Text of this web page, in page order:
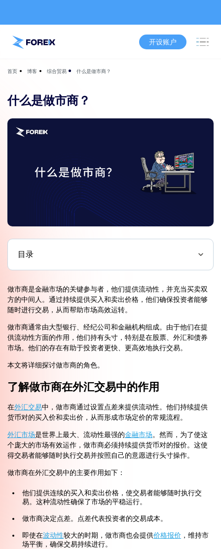
开设账户
首页 博客 综合贸易 什么是做市商？
什么是做市商？
目录
做市商是金融市场的关键参与者，他们提供流动性，并充当买卖双
方的中间人。通过持续提供买入和卖出价格，他们确保投资者能够
随时进行交易，从而帮助市场高效运转。
做市商通常由大型银行、经纪公司和金融机构组成。由于他们在提
供流动性方面的作用，他们持有头寸，特别是在股票、外汇和债券
市场。他们的存在有助于投资者更快、更高效地执行交易。
本文将详细探讨做市商的角色。
了解做市商在外汇交易中的作用
在外汇交易中，做市商通过设置点差来提供流动性。他们持续提供
货币对的买入价和卖出价，从而形成市场定价的常规流程。
外汇市场是世界上最大、流动性最强的金融市场。然而，为了使这
个庞大的市场有效运作，做市商必须持续提供货币对的报价。这使
得交易者能够随时执行交易并按照自己的意愿进行头寸操作。
做市商在外汇交易中的主要作用如下：
他们提供连续的买入和卖出价格，使交易者能够随时执行交
易。这种流动性确保了市场的平稳运行。
做市商决定点差。点差代表投资者的交易成本。
即使在波动性较大的时期，做市商也会提供价格报价 ，维持市
场平衡，确保交易持续进行。